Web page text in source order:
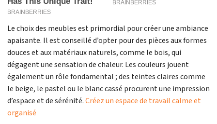
Le choix des meubles est primordial pour créer une ambiance
apaisante. Il est conseillé d’opter pour des pièces aux formes
douces et aux matériaux naturels, comme le bois, qui
dégagent une sensation de chaleur. Les couleurs jouent
également un rôle fondamental ; des teintes claires comme
le beige, le pastel ou le blanc cassé procurent une impression
d’espace et de sérénité.Créez un espace de travail calme et
organisé